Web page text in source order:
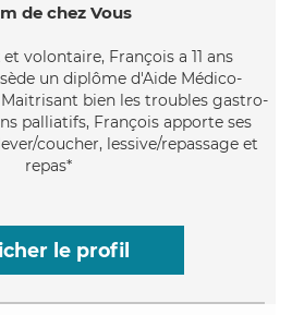
de chez Vous
volontaire, François a 11 ans
un diplôme d'Aide Médico-
bien les troubles gastro-
palliatifs, François apporte ses
coucher, lessive/repassage et
repas*
le profil